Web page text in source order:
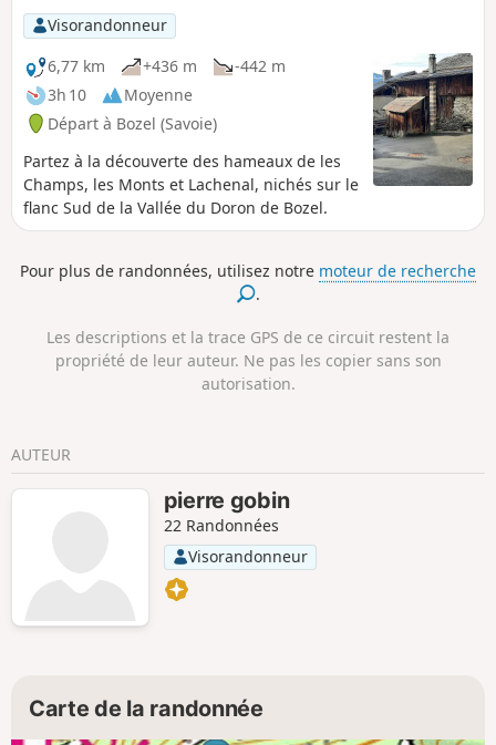
Visorandonneur
6,77 km
+436 m
-442 m
3h 10
Moyenne
Départ à Bozel (Savoie)
Partez à la découverte des hameaux de les
Champs, les Monts et Lachenal, nichés sur le
flanc Sud de la Vallée du Doron de Bozel.
Pour plus de randonnées, utilisez notre moteur de recherche
.
Les descriptions et la trace GPS de ce circuit restent la
propriété de leur auteur. Ne pas les copier sans son
autorisation.
AUTEUR
pierre gobin
22 Randonnées
Visorandonneur
Carte de la randonnée